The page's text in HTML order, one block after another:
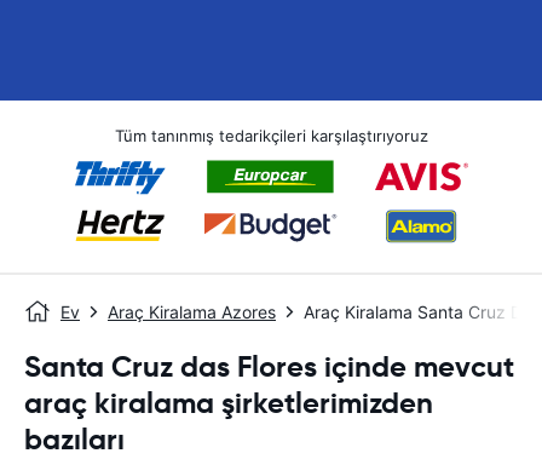
Tüm tanınmış tedarikçileri karşılaştırıyoruz
Ev Araç Kiralama Azores Araç Kiralama Santa Cruz
Santa Cruz das Flores içinde mevcut
araç kiralama şirketlerimizden
bazıları